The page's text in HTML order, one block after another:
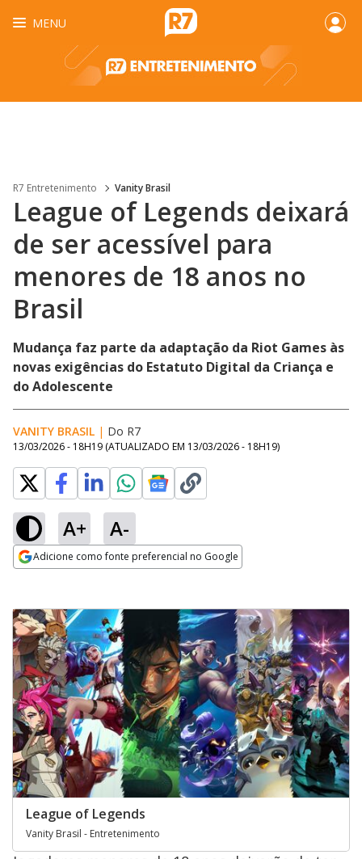
MENU
R7 Entretenimento Vanity Brasil
League of Legends deixará
de ser acessível para
menores de 18 anos no
Brasil
Mudança faz parte da adaptação da Riot Games às
novas exigências do Estatuto Digital da Criança e
do Adolescente
VANITY BRASIL | Do R7
13/03/2026 - 18H19 (ATUALIZADO EM 13/03/2026 - 18H19)
A+ A-
Adicione como fonte preferencial no Google
League of Legends
Vanity Brasil - Entretenimento